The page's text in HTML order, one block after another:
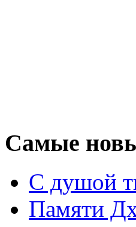
Самые
С душой
Памяти